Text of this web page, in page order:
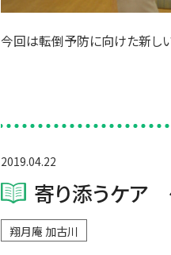
今回は転倒予防に向けた新し
2019.04.22
寄り添うケア
翔月庵 加古川